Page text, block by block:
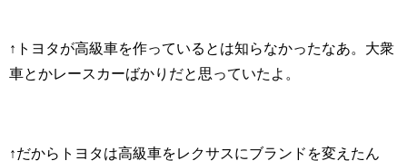
↑トヨタが高級車を作っているとは知らなかったなあ。大衆
車とかレースカーばかりだと思っていたよ。
↑だからトヨタは高級車をレクサスにブランドを変えたん